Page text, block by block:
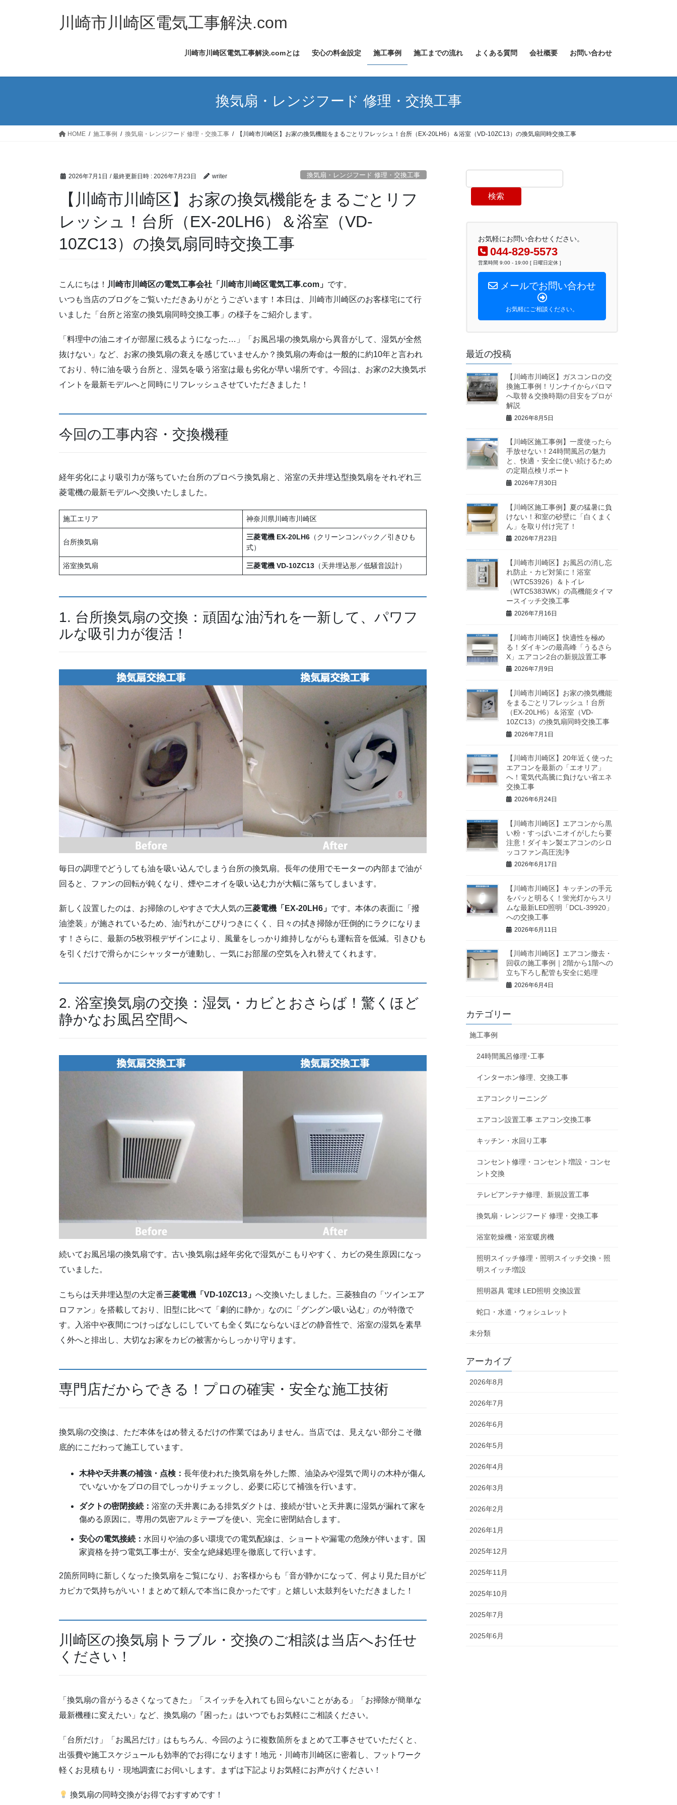
ス
ン
川崎市川崎区電気工事解決.com
川崎市川崎区電気工事解決.comとは 安心の料金設定 施工事例 施工までの流れ よくある質問 会社概要 お問い合わせ
換気扇・レンジフード 修理・交換工事
HOME 施工事例 換気扇・レンジフード 修理・交換工事 【川崎市川崎区】お家の換気機能をまるごとリフレッシュ！台所（EX-20LH6）＆浴室（VD-10ZC13）の換気扇同時交換工事
2026年7月1日 / 最終更新日時 : 2026年7月23日 writer 換気扇・レンジフード 修理・交換工事
【川崎市川崎区】お家の換気機能をまるごとリフ
レッシュ！台所（EX-20LH6）＆浴室（VD-
10ZC13）の換気扇同時交換工事
こんにちは！ 川崎市川崎区の電気工事会社「川崎市川崎区電気工事.com」 です。
いつも当店のブログをご覧いただきありがとうございます！本日は、川崎市川崎区のお客様宅にて行
いました「台所と浴室の換気扇同時交換工事」の様子をご紹介します。
「料理中の油ニオイが部屋に残るようになった…」「お風呂場の換気扇から異音がして、湿気が全然
抜けない」など、お家の換気扇の衰えを感じていませんか？換気扇の寿命は一般的に約10年と言われ
ており、特に油を吸う台所と、湿気を吸う浴室は最も劣化が早い場所です。今回は、お家の2大換気ポ
イントを最新モデルへと同時にリフレッシュさせていただきました！
今回の工事内容・交換機種
経年劣化により吸引力が落ちていた台所のプロペラ換気扇と、浴室の天井埋込型換気扇をそれぞれ三
菱電機の最新モデルへ交換いたしました。
施工エリア 神奈川県川崎市川崎区
台所換気扇
三菱電機 EX-20LH6 （クリーンコンパック／引きひも
式）
浴室換気扇 三菱電機 VD-10ZC13 （天井埋込形／低騒音設計）
1. 台所換気扇の交換：頑固な油汚れを一新して、パワフ
ルな吸引力が復活！
毎日の調理でどうしても油を吸い込んでしまう台所の換気扇。長年の使用でモーターの内部まで油が
回ると、ファンの回転が鈍くなり、煙やニオイを吸い込む力が大幅に落ちてしまいます。
新しく設置したのは、お掃除のしやすさで大人気の三菱電機「EX-20LH6」 です。本体の表面に「撥
油塗装」が施されているため、油汚れがこびりつきにくく、日々の拭き掃除が圧倒的にラクになりま
す！さらに、最新の5枚羽根デザインにより、風量をしっかり維持しながらも運転音を低減。引きひも
を引くだけで滑らかにシャッターが連動し、一気にお部屋の空気を入れ替えてくれます。
2. 浴室換気扇の交換：湿気・カビとおさらば！驚くほど
静かなお風呂空間へ
続いてお風呂場の換気扇です。古い換気扇は経年劣化で湿気がこもりやすく、カビの発生原因になっ
ていました。
こちらは天井埋込型の大定番三菱電機「VD-10ZC13」 へ交換いたしました。三菱独自の「ツインエア
ロファン」を搭載しており、旧型に比べて「劇的に静か」なのに「グングン吸い込む」のが特徴で
す。入浴中や夜間につけっぱなしにしていても全く気にならないほどの静音性で、浴室の湿気を素早
く外へと排出し、大切なお家をカビの被害からしっかり守ります。
専門店だからできる！プロの確実・安全な施工技術
換気扇の交換は、ただ本体をはめ替えるだけの作業ではありません。当店では、見えない部分こそ徹
底的にこだわって施工しています。
木枠や天井裏の補強・点検： 長年使われた換気扇を外した際、油染みや湿気で周りの木枠が傷ん
でいないかをプロの目でしっかりチェックし、必要に応じて補強を行います。
ダクトの密閉接続： 浴室の天井裏にある排気ダクトは、接続が甘いと天井裏に湿気が漏れて家を
傷める原因に。専用の気密アルミテープを使い、完全に密閉結合します。
安心の電気接続： 水回りや油の多い環境での電気配線は、ショートや漏電の危険が伴います。国
家資格を持つ電気工事士が、安全な絶縁処理を徹底して行います。
2箇所同時に新しくなった換気扇をご覧になり、お客様からも「音が静かになって、何より見た目がピ
カピカで気持ちがいい！まとめて頼んで本当に良かったです」と嬉しい太鼓判をいただきました！
川崎区の換気扇トラブル・交換のご相談は当店へお任せ
ください！
「換気扇の音がうるさくなってきた」「スイッチを入れても回らないことがある」「お掃除が簡単な
最新機種に変えたい」など、換気扇の『困った』はいつでもお気軽にご相談ください。
「台所だけ」「お風呂だけ」はもちろん、今回のように複数箇所をまとめて工事させていただくと、
出張費や施工スケジュールも効率的でお得になります！地元・川崎市川崎区に密着し、フットワーク
軽くお見積もり・現地調査にお伺いします。まずは下記よりお気軽にお声がけください！
換気扇の同時交換がお得でおすすめです！
検索
お気軽にお問い合わせください。
044-829-5573
営業時間 9:00 - 19:00 [ 日曜日定休 ]
メールでお問い合わせ
お気軽にご相談ください。
最近の投稿
【川崎市川崎区】ガスコンロの交
換施工事例！リンナイからパロマ
へ取替＆交換時期の目安をプロが
解説
2026年8月5日
【川崎区施工事例】一度使ったら
手放せない！24時間風呂の魅力
と、快適・安全に使い続けるため
の定期点検リポート
2026年7月30日
【川崎区施工事例】夏の猛暑に負
けない！和室の砂壁に「白くまく
ん」を取り付け完了！
2026年7月23日
【川崎市川崎区】お風呂の消し忘
れ防止・カビ対策に！浴室
（WTC53926）＆トイレ
（WTC5383WK）の高機能タイマ
ースイッチ交換工事
2026年7月16日
【川崎市川崎区】快適性を極め
る！ダイキンの最高峰「うるさら
X」エアコン2台の新規設置工事
2026年7月9日
【川崎市川崎区】お家の換気機能
をまるごとリフレッシュ！台所
（EX-20LH6）＆浴室（VD-
10ZC13）の換気扇同時交換工事
2026年7月1日
【川崎市川崎区】20年近く使った
エアコンを最新の「エオリア」
へ！電気代高騰に負けない省エネ
交換工事
2026年6月24日
【川崎市川崎区】エアコンから黒
い粉・すっぱいニオイがしたら要
注意！ダイキン製エアコンのシロ
ッコファン高圧洗浄
2026年6月17日
【川崎市川崎区】キッチンの手元
をパッと明るく！蛍光灯からスリ
ムな最新LED照明「DCL-39920」
への交換工事
2026年6月11日
【川崎市川崎区】エアコン撤去・
回収の施工事例｜2階から1階への
立ち下ろし配管も安全に処理
2026年6月4日
カテゴリー
施工事例
24時間風呂修理･工事
インターホン修理、交換工事
エアコンクリーニング
エアコン設置工事 エアコン交換工事
キッチン・水回り工事
コンセント修理・コンセント増設・コンセ
ント交換
テレビアンテナ修理、新規設置工事
換気扇・レンジフード 修理・交換工事
浴室乾燥機・浴室暖房機
照明スイッチ修理・照明スイッチ交換・照
明スイッチ増設
照明器具 電球 LED照明 交換設置
蛇口・水道・ウォシュレット
未分類
アーカイブ
2026年8月
2026年7月
2026年6月
2026年5月
2026年4月
2026年3月
2026年2月
2026年1月
2025年12月
2025年11月
2025年10月
2025年7月
2025年6月